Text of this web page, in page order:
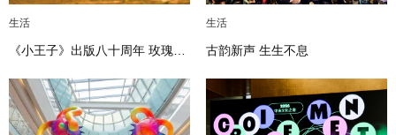
生活
《小王子》出版八十周年 玫瑰、
生活
古韵新声 生生不息